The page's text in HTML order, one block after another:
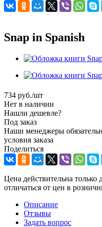
Snap in Spanish
734 руб./шт
Нет в наличии
Нашли дешевле?
Под заказ
Наши менеджеры
условия заказа
Поделиться
Цена действительна только
отличаться от цен в
Описание
Отзывы
Задать вопрос